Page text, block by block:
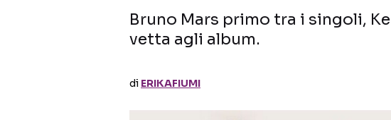
Bruno Mars primo tra i singoli,
vetta agli album.
di ERIKAFIUMI